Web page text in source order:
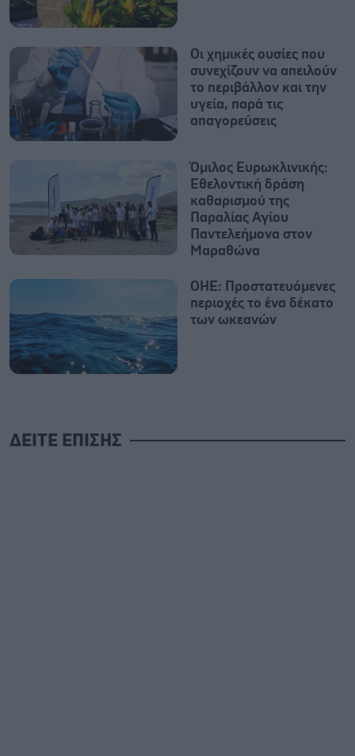
Οι χημικές ουσίες που
συνεχίζουν να απειλούν
το περιβάλλον και την
υγεία, παρά τις
απαγορεύσεις
Όμιλος Ευρωκλινικής:
Εθελοντική δράση
καθαρισμού της
Παραλίας Αγίου
Παντελεήμονα στον
Μαραθώνα
ΟΗΕ: Προστατευόμενες
περιοχές το ένα δέκατο
των ωκεανών
ΔΕΙΤΕ ΕΠΙΣΗΣ